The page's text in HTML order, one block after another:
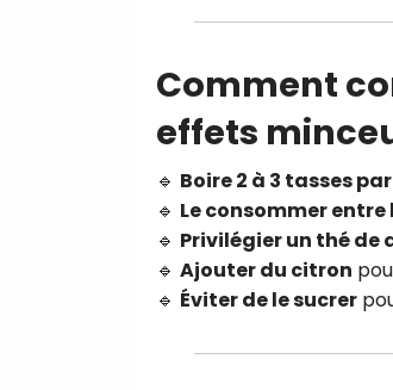
Comment
effets
🔹 Boire 2 à 3 tasses
🔹 Le consommer entre
🔹 Privilégier un thé de
🔹 Ajouter du citron
🔹 Éviter de le sucrer